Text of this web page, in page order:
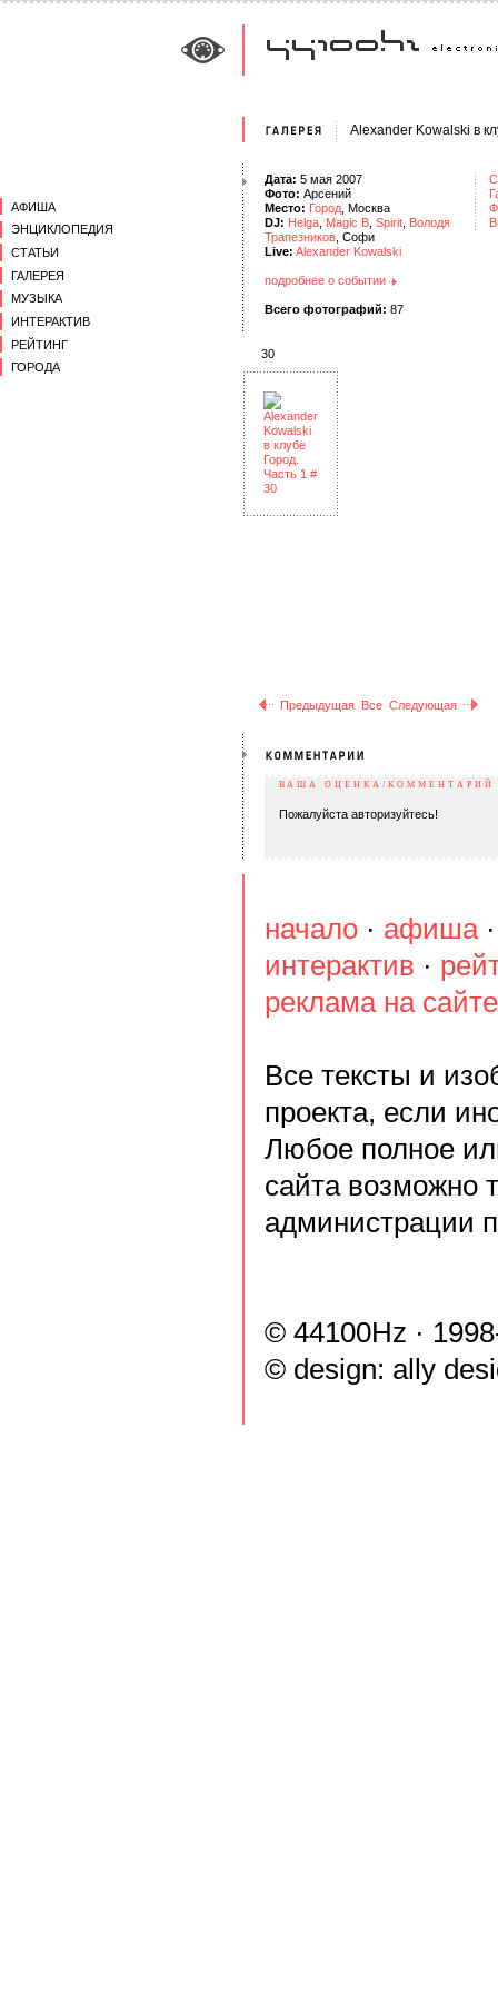
АФИША
ЭНЦИКЛОПЕДИЯ
СТАТЬИ
ГАЛЕРЕЯ
МУЗЫКА
ИНТЕРАКТИВ
РЕЙТИНГ
ГОРОДА
Alexander Kowalski в
Дата: 5 мая 2007
Фото: Арсений
Место: Город , Москва
DJ: Helga Magic B Spirit Володя
Трапезников , Софи
Live: Alexander Kowalski
подробнее о событии
Всего фотографий: 87
30
Предыдущая Все Следующая
ВАША ОЦЕНКА/КОММЕНТАРИЙ
Пожалуйста авторизуйтесь!
начало · афиша
интерактив ·
реклама на сайте
Все тексты и
проекта, если
Любое полное
сайта возможно
администрации
© 44100Hz ·
© design: ally